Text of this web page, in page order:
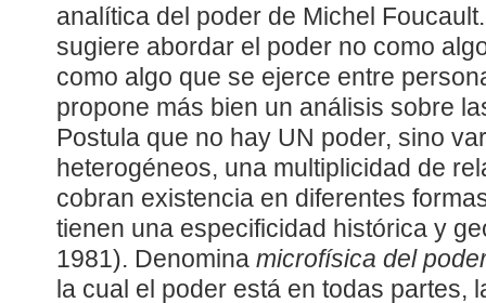
analítica del poder de Michel
sugiere abordar el poder no como
como algo que se ejerce entre
propone más bien un análisis sobre
Postula que no hay UN poder, sino
heterogéneos, una multiplicidad de
cobran existencia en diferentes
tienen una especificidad histórica y
1981). Denomina microfísica del
la cual el poder está en todas partes,